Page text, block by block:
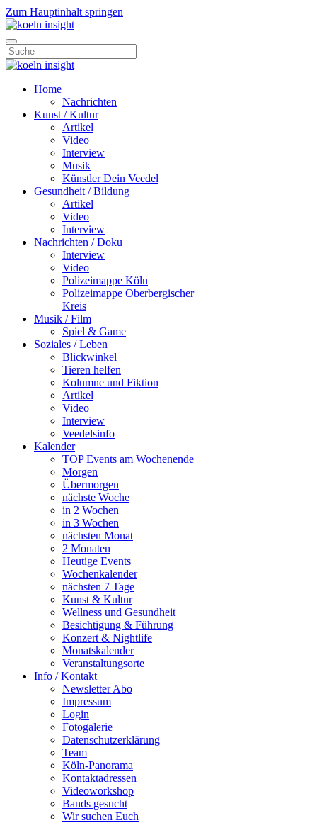
Zum Hauptinhalt springen
Home
Nachrichten
Kunst / Kultur
Artikel
Video
Interview
Musik
Künstler Dein Veedel
Gesundheit / Bildung
Artikel
Video
Interview
Nachrichten / Doku
Interview
Video
Polizeimappe Köln
Polizeimappe Oberbergischer
Kreis
Musik / Film
Spiel & Game
Soziales / Leben
Blickwinkel
Tieren helfen
Kolumne und Fiktion
Artikel
Video
Interview
Veedelsinfo
Kalender
TOP Events am Wochenende
Morgen
Übermorgen
nächste Woche
in 2 Wochen
in 3 Wochen
nächsten Monat
2 Monaten
Heutige Events
Wochenkalender
nächsten 7 Tage
Kunst & Kultur
Wellness und Gesundheit
Besichtigung & Führung
Konzert & Nightlife
Monatskalender
Veranstaltungsorte
Info / Kontakt
Newsletter Abo
Impressum
Login
Fotogalerie
Datenschutzerklärung
Team
Köln-Panorama
Kontaktadressen
Videoworkshop
Bands gesucht
Wir suchen Euch